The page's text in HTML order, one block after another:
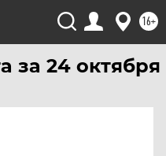
16+
за 24 октября